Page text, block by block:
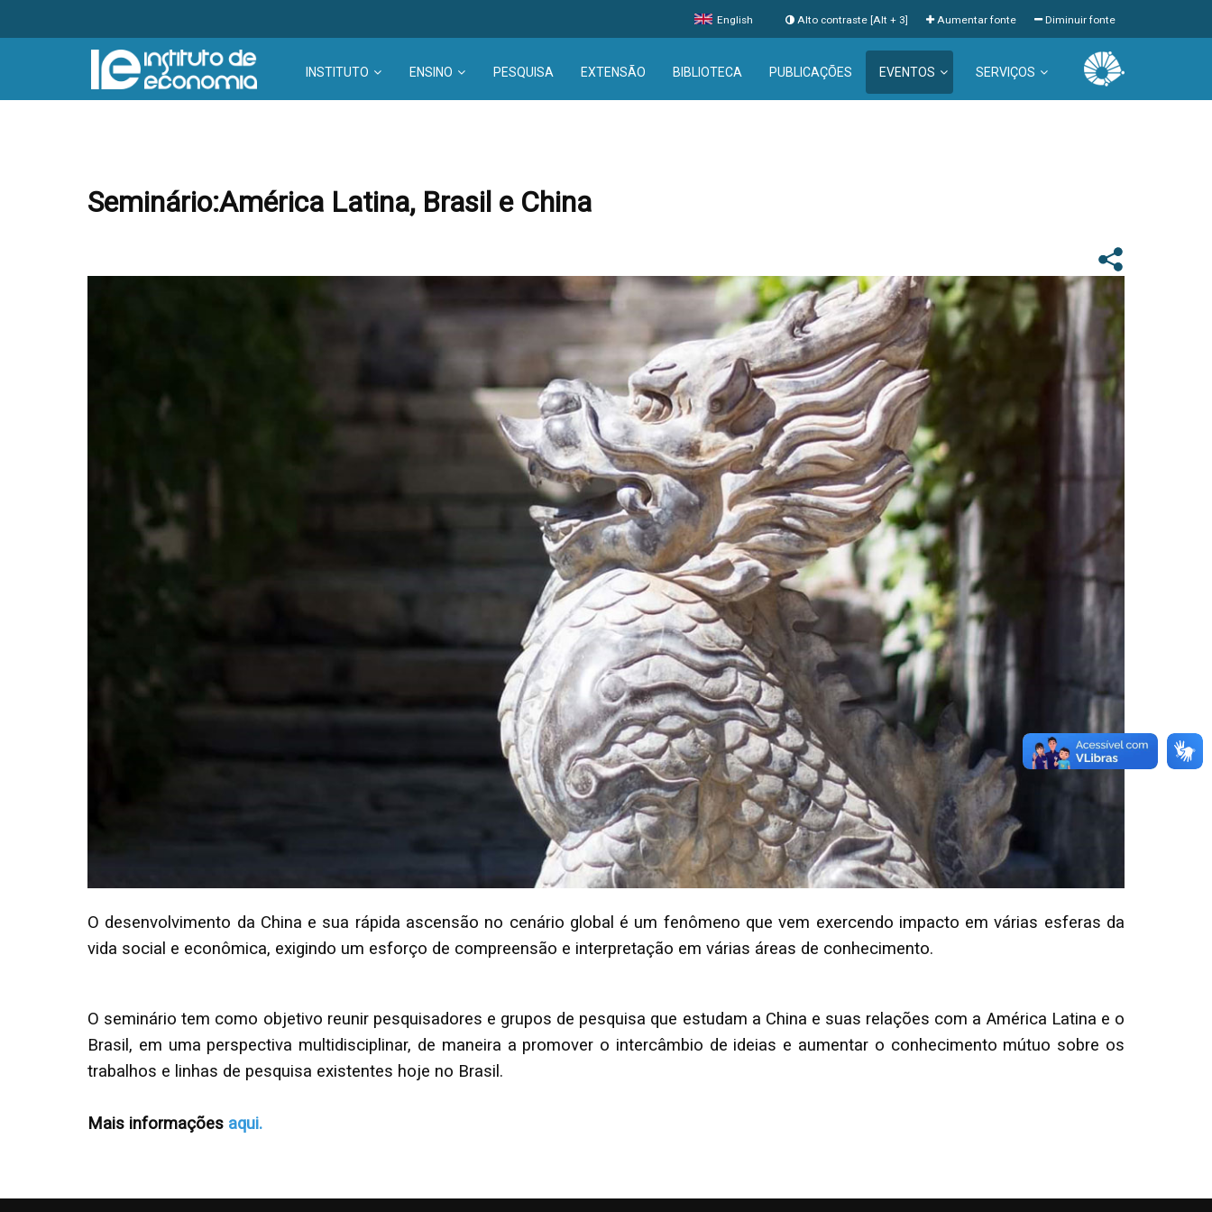
English Diminuir fonte
Aumentar fonte
Alto contraste [Alt + 3]
INSTITUTO ENSINO PESQUISA EXTENSÃO BIBLIOTECA PUBLICAÇÕES EVENTOS SERVIÇOS
Seminário:América Latina, Brasil e China
O desenvolvimento da China e sua rápida ascensão no cenário global é um fenômeno que vem exercendo impacto em várias esferas da
vida social e econômica, exigindo um esforço de compreensão e interpretação em várias áreas de conhecimento.
O seminário tem como objetivo reunir pesquisadores e grupos de pesquisa que estudam a China e suas relações com a América Latina e o
Brasil, em uma perspectiva multidisciplinar, de maneira a promover o intercâmbio de ideias e aumentar o conhecimento mútuo sobre os
trabalhos e linhas de pesquisa existentes hoje no Brasil.
Mais informações aqui.